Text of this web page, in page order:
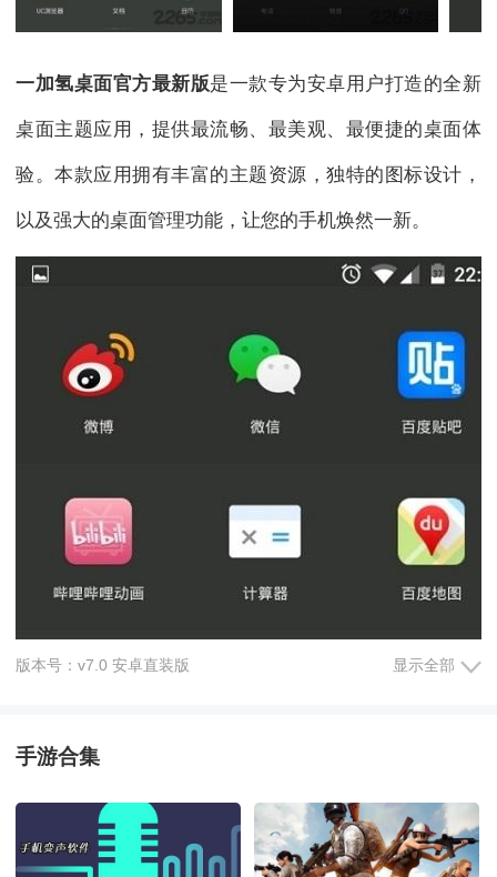
一加氢桌面官方最新版是一款专为安卓用户打造的全新
桌面主题应用，提供最流畅、最美观、最便捷的桌面体
验。本款应用拥有丰富的主题资源，独特的图标设计，
以及强大的桌面管理功能，让您的手机焕然一新。
版本号：v7.0 安卓直装版 显示全部
手游合集